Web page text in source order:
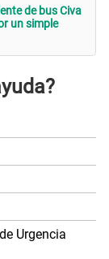
de bus Civa
un simple
Urgencia